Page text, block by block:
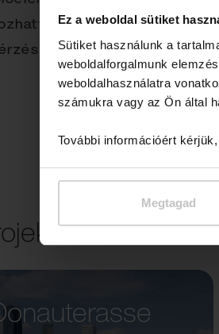
Ez a weboldal sütiket
Sütiket használunk a
weboldalforgalmunk
weboldalhasználatra
számukra vagy az Ön által
További információért
Megtagad
az egyik
a kész műből meríteni